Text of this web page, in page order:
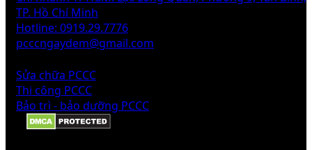
TP. Hồ Chí Minh
Hotline: 0919.29.7776
pcccngaydem@gmail.com
Sửa chữa PCCC
Thi công PCCC
Bảo trì - bảo dưỡng PCCC